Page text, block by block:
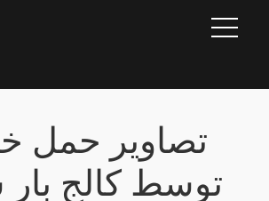
تصاویر حمل
توسط کالج بار